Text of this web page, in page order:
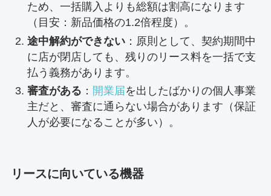
ため、一括購入よりも総額は割高になります
（目安：新品価格の1.2倍程度）。
途中解約ができない：原則として、契約期間中
に店が閉店しても、残りのリース料を一括で支
払う義務があります。
審査がある ： 開業届を出したばかりの個人事業
主だと、審査に通らない場合があります（保証
人が必要になることが多い）。
リースに向いている機器